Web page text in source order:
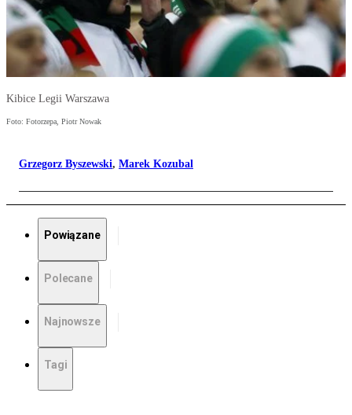
Kibice Legii Warszawa
Foto: Fotorzepa, Piotr Nowak
Grzegorz Byszewski, Marek Kozubal
Powiązane
Polecane
Najnowsze
Tagi